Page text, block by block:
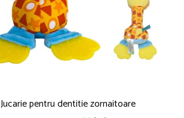
Jucarie pentru dentitie zornaitoare